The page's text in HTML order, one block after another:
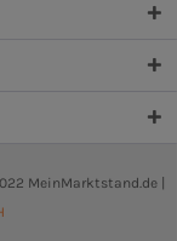
MeinMarktstand.de |